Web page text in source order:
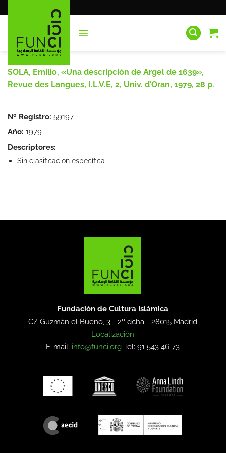
al
SOLA, Emilio, «Una descripción de Argel de 1639»,
Revue des Langues, I.L.V.E, 2, Univ. d’Oran, 1979, 28 p.
Nº Registro: 59197
Año: 1979
Descriptores:
Sin clasificación específica
Fundación de Cultura Islámica
C/ Guzmán el Bueno, 3 - 2º dcha -28015 Madrid
Localización
E-mail: info@funci.org Tel: 91 543 46 73